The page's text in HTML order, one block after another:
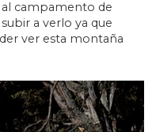
campamento de
a verlo ya que
ver esta montaña